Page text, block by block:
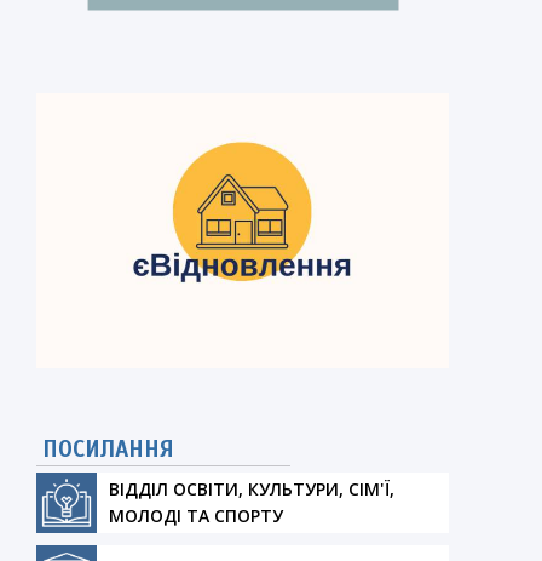
ПОСИЛАННЯ
ВІДДІЛ ОСВІТИ, КУЛЬТУРИ, СІМ'Ї,
МОЛОДІ ТА СПОРТУ